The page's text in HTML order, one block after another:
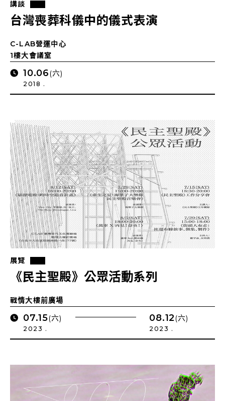
講談
台灣喪葬科儀中的儀式表演
C-LAB營運中心
1樓大會議室
10.06(六)
2018 .
展覽
《民主聖殿》公眾活動系列
戰情大樓前廣場
07.15(六)
2023 .
08.12(六)
2023 .